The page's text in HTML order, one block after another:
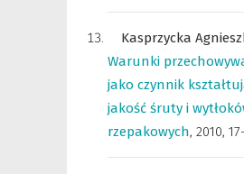
Kasprzycka
Warunki
jako czynnik
jakość śruty i
rzepakowych, 2010,